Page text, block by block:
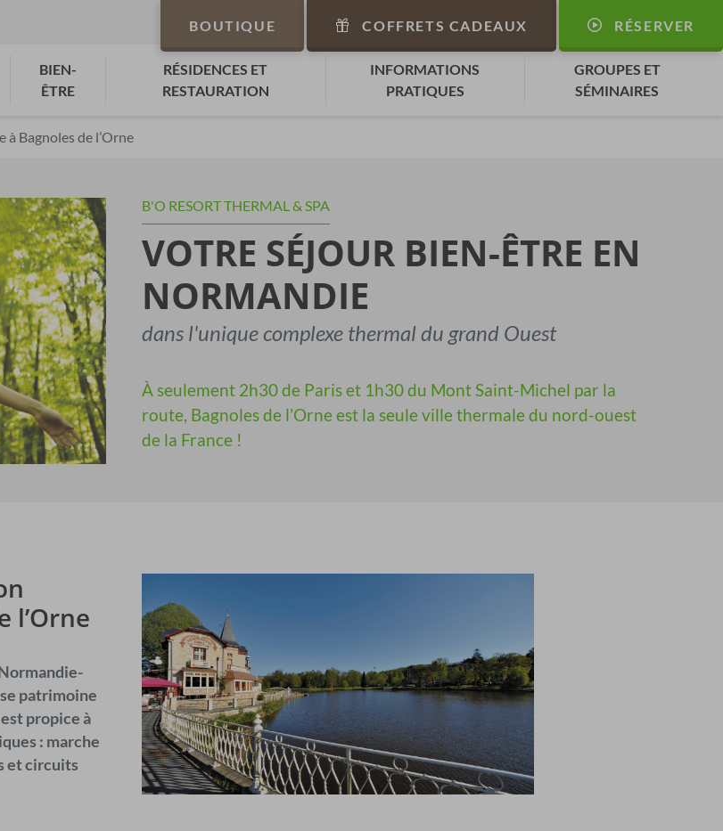
BOUTIQUE COFFRETS CADEAUX RÉSERVER
BIEN-
ÊTRE
RÉSIDENCES ET
RESTAURATION
INFORMATIONS
PRATIQUES
GROUPES ET
SÉMINAIRES
à Bagnoles de l’Orne
B'O RESORT THERMAL & SPA
VOTRE SÉJOUR BIEN-ÊTRE EN
NORMANDIE
dans l'unique complexe thermal du grand Ouest
À seulement 2h30 de Paris et 1h30 du Mont Saint-Michel par la
route, Bagnoles de l’Orne est la seule ville thermale du nord-ouest
de la France !
l’Orne
patrimoine
propice à
: marche
et circuits